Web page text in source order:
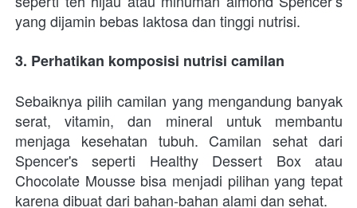
yang dijamin bebas laktosa dan tinggi nutrisi.
3. Perhatikan komposisi nutrisi camilan
Sebaiknya pilih camilan yang mengandung banyak
serat, vitamin, dan mineral untuk membantu
menjaga kesehatan tubuh. Camilan sehat dari
Spencer's seperti Healthy Dessert Box atau
Chocolate Mousse bisa menjadi pilihan yang tepat
karena dibuat dari bahan-bahan alami dan sehat.